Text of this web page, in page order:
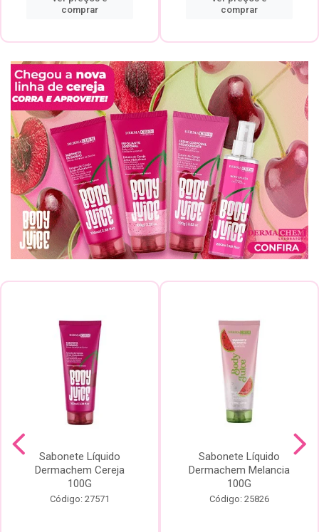
comprar
comprar
Sabonete Líquido
Dermachem Cereja
100G
Código: 27571
Sabonete Líquido
Dermachem Melancia
100G
Código: 25826